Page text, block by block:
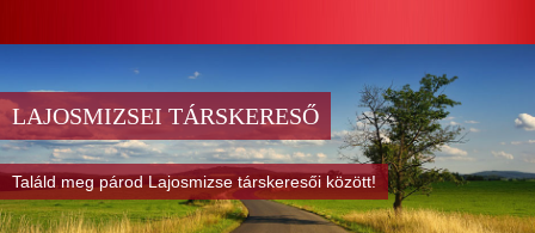
LAJOSMIZSEI TÁRSKERESŐ
Találd meg párod Lajosmizse társkeresői között!